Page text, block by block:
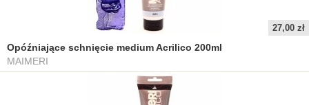
27,00 zł
Opóźniające schnięcie medium Acrilico 200ml
MAIMERI